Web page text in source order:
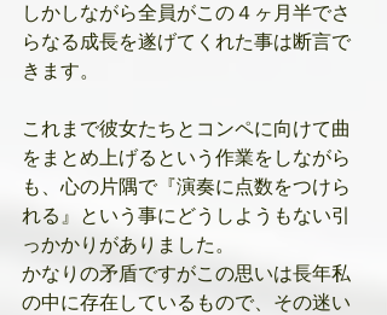
しかしながら全員がこの４ヶ月半でさ
らなる成長を遂げてくれた事は断言で
きます。
これまで彼女たちとコンペに向けて曲
をまとめ上げるという作業をしながら
も、心の片隅で『演奏に点数をつけら
れる』という事にどうしようもない引
っかかりがありました。
かなりの矛盾ですがこの思いは長年私
の中に存在しているもので、その迷い